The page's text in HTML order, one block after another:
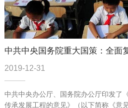
中共中央国务院重大国策：全面
2019-12-31
中共中央办公厅、国务院办公厅印发了
传承发展工程的意见》（以下简称《意见